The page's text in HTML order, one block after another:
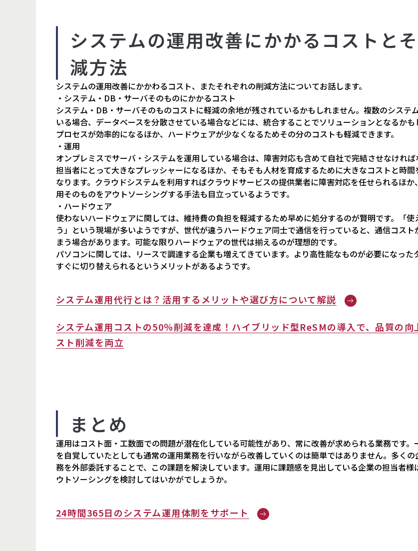
システムの運用改善にかかるコストと
減方法
システムの運用改善にかかわるコスト、またそれぞれの削減方法についてお話します。
・システム・DB・サーバそのものにかかるコスト
システム・DB・サーバそのものコストに軽減の余地が残されているかもしれません。複数のシステ
いる場合、データベースを分散させている場合などには、統合することでソリューションとなるかも
プロセスが効率的になるほか、ハードウェアが少なくなるためその分のコストも軽減できます。
・運用
オンプレミスでサーバ・システムを運用している場合は、障害対応も含めて自社で完結させなければ
担当者にとって大きなプレッシャーになるほか、そもそも人材を育成するために大きなコストと時間
なります。クラウドシステムを利用すればクラウドサービスの提供業者に障害対応を任せられるほか
用そのものをアウトソーシングする手法も目立っているようです。
・ハードウェア
使わないハードウェアに関しては、維持費の負担を軽減するため早めに処分するのが賢明です。「使
う」という現場が多いようですが、世代が違うハードウェア同士で通信を行っていると、通信コスト
まう場合があります。可能な限りハードウェアの世代は揃えるのが理想的です。
パソコンに関しては、リースで調達する企業も増えてきています。より高性能なものが必要になった
すぐに切り替えられるというメリットがあるようです。
システム運用代行とは？活用するメリットや選び方について解説
システム運用コストの50％削減を達成！ハイブリッド型ReSMの導入で、品質の向
スト削減を両立
まとめ
運用はコスト面・工数面での問題が潜在化している可能性があり、常に改善が求められる業務です。
を自覚していたとしても通常の運用業務を行いながら改善していくのは簡単ではありません。多く
務を外部委託することで、この課題を解決しています。運用に課題感を見出している企業の担当者様
ウトソーシングを検討してはいかがでしょうか。
24時間365日のシステム運用体制をサポート